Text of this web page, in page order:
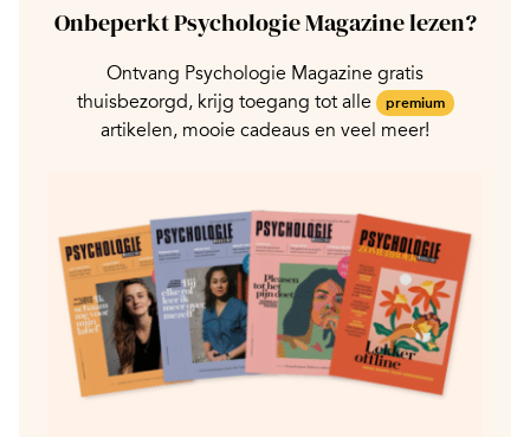
Onbeperkt Psychologie Magazine lezen?
Ontvang Psychologie Magazine gratis
thuisbezorgd, krijg toegang tot alle
premium
artikelen, mooie cadeaus en veel meer!